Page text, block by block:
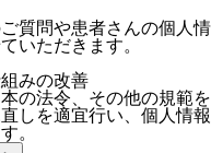
質問や患者さんの個人
いただきます。
みの改善
の法令、その他の規範
しを適宜行い、個人情
。